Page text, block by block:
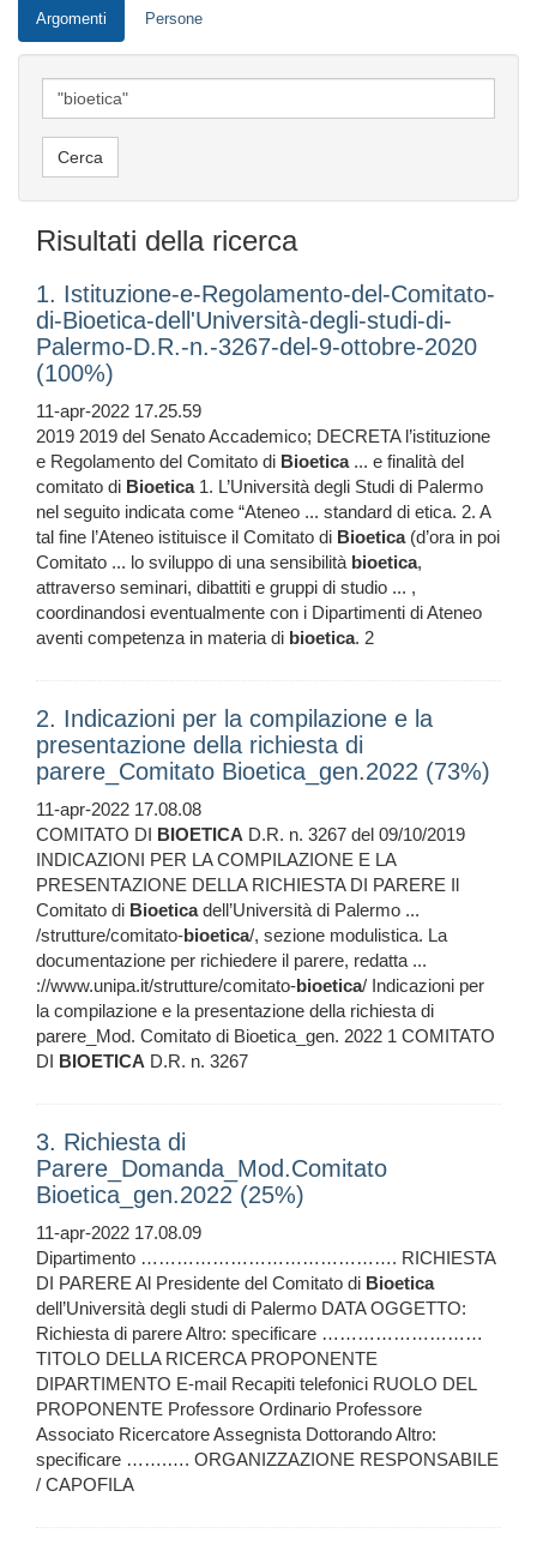
Argomenti Persone
Risultati della ricerca
1. Istituzione-e-Regolamento-del-Comitato-
di-Bioetica-dell'Università-degli-studi-di-
Palermo-D.R.-n.-3267-del-9-ottobre-2020
(100%)
11-apr-2022 17.25.59
2019 2019 del Senato Accademico; DECRETA l’istituzione
e Regolamento del Comitato di Bioetica... e finalità del
comitato di Bioetica1. L’Università degli Studi di Palermo
nel seguito indicata come “Ateneo ... standard di etica. 2. A
tal fine l’Ateneo istituisce il Comitato di Bioetica(d’ora in poi
Comitato ... lo sviluppo di una sensibilità bioetica,
attraverso seminari, dibattiti e gruppi di studio ... ,
coordinandosi eventualmente con i Dipartimenti di Ateneo
aventi competenza in materia di bioetica. 2
2. Indicazioni per la compilazione e la
presentazione della richiesta di
parere_Comitato Bioetica_gen.2022 (73%)
11-apr-2022 17.08.08
COMITATO DI BIOETICA D.R. n. 3267 del 09/10/2019
INDICAZIONI PER LA COMPILAZIONE E LA
PRESENTAZIONE DELLA RICHIESTA DI PARERE Il
Comitato di Bioeticadell’Università di Palermo ...
/strutture/comitato-bioetica/, sezione modulistica. La
documentazione per richiedere il parere, redatta ...
://www.unipa.it/strutture/comitato-bioetica/ Indicazioni per
la compilazione e la presentazione della richiesta di
parere_Mod. Comitato di Bioetica_gen. 2022 1 COMITATO
DI BIOETICA D.R. n. 3267
3. Richiesta di
Parere_Domanda_Mod.Comitato
Bioetica_gen.2022 (25%)
11-apr-2022 17.08.09
Dipartimento ……………………………………. RICHIESTA
DI PARERE Al Presidente del Comitato di Bioetica
dell’Università degli studi di Palermo DATA OGGETTO:
Richiesta di parere Altro: specificare ………………………
TITOLO DELLA RICERCA PROPONENTE
DIPARTIMENTO E-mail Recapiti telefonici RUOLO DEL
PROPONENTE Professore Ordinario Professore
Associato Ricercatore Assegnista Dottorando Altro:
specificare …….…. ORGANIZZAZIONE RESPONSABILE
/ CAPOFILA